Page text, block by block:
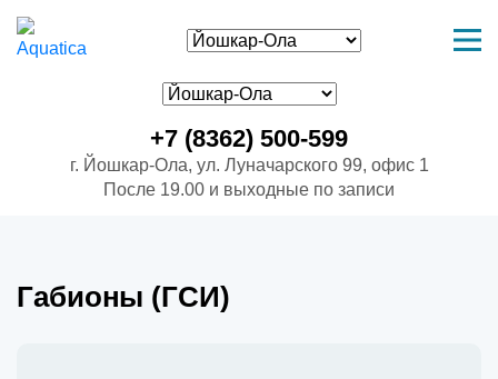
+7 (8362) 500-599
г. Йошкар-Ола, ул. Луначарского 99, офис 1
После 19.00 и выходные по записи
Габионы (ГСИ)